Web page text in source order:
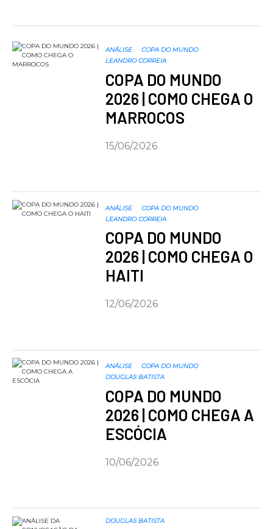
ANÁLISE
COPA DO MUNDO
LEANDRO CORREIA
COPA DO MUNDO
2026 | COMO CHEGA O
MARROCOS
15/06/2026
ANÁLISE
COPA DO MUNDO
LEANDRO CORREIA
COPA DO MUNDO
2026 | COMO CHEGA O
HAITI
12/06/2026
ANÁLISE
COPA DO MUNDO
DOUGLAS BATISTA
COPA DO MUNDO
2026 | COMO CHEGA A
ESCÓCIA
10/06/2026
DOUGLAS BATISTA